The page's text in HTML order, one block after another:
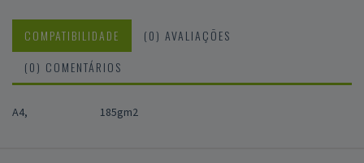
COMPATIBILIDADE
(0) AVALIAÇÕES
(0) COMENTÁRIOS
A4, 185gm2